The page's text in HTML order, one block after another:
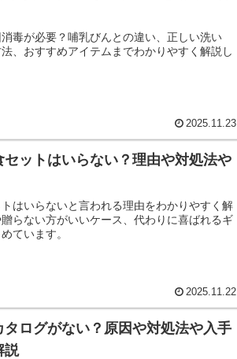
毒が必要？哺乳びんとの違い、正しい洗い
、おすすめアイテムまでわかりやすく解説し
2025.11.23
セットはいらない？理由や対処法や
はいらないと言われる理由をわかりやすく解
らない方がいいケース、代わりに喜ばれるギ
ています。
2025.11.22
タログがない？原因や対処法や入手
説